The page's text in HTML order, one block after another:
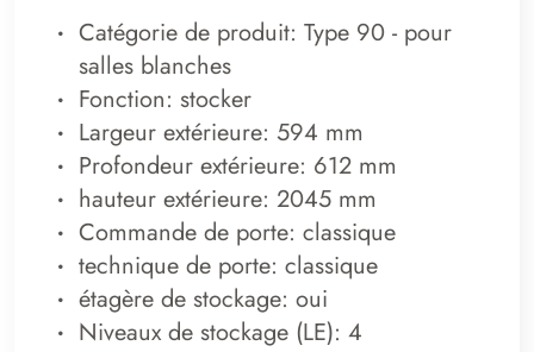
Catégorie de produit: Type 90 - pour
salles blanches
Fonction: stocker
Largeur extérieure: 594 mm
Profondeur extérieure: 612 mm
hauteur extérieure: 2045 mm
Commande de porte: classique
technique de porte: classique
étagère de stockage: oui
Niveaux de stockage (LE): 4